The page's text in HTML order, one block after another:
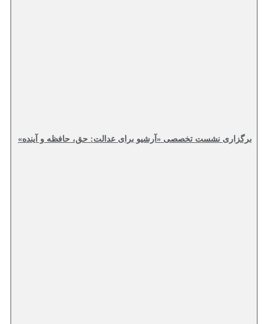
برگزاری نشست تخصصی «آرشیو برای عدالت: حق، حافظه و آینده»